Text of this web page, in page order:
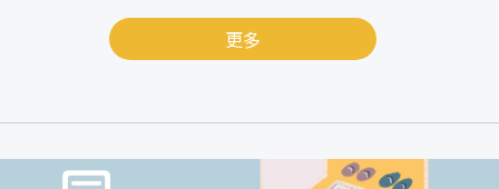
更多